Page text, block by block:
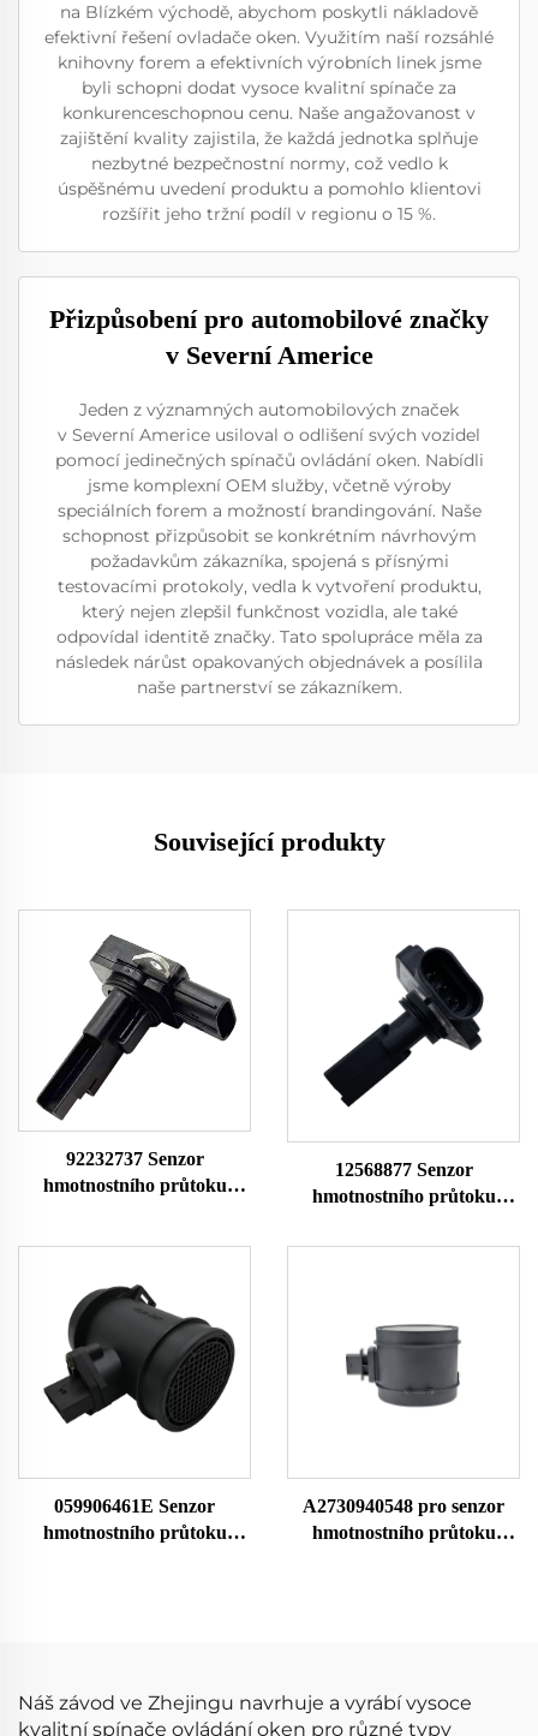
na Blízkém východě, abychom poskytli nákladově
efektivní řešení ovladače oken. Využitím naší rozsáhlé
knihovny forem a efektivních výrobních linek jsme
byli schopni dodat vysoce kvalitní spínače za
konkurenceschopnou cenu. Naše angažovanost v
zajištění kvality zajistila, že každá jednotka splňuje
nezbytné bezpečnostní normy, což vedlo k
úspěšnému uvedení produktu a pomohlo klientovi
rozšířit jeho tržní podíl v regionu o 15 %.
Přizpůsobení pro automobilové značky
v Severní Americe
Jeden z významných automobilových značek
v Severní Americe usiloval o odlišení svých vozidel
pomocí jedinečných spínačů ovládání oken. Nabídli
jsme komplexní OEM služby, včetně výroby
speciálních forem a možností brandingování. Naše
schopnost přizpůsobit se konkrétním návrhovým
požadavkům zákazníka, spojená s přísnými
testovacími protokoly, vedla k vytvoření produktu,
který nejen zlepšil funkčnost vozidla, ale také
odpovídal identitě značky. Tato spolupráce měla za
následek nárůst opakovaných objednávek a posílila
naše partnerství se zákazníkem.
Související produkty
92232737 Senzor
hmotnostního průtoku
průtoku vzduchu Měřič
průtoku vzduchu
12568877 Senzor
hmotnostního průtoku
19137065 Pro Buick
vzduchu Měřič průtoku
vzduchu
059906461E Senzor
hmotnostního průtoku
A2730940548 pro senzor
hmotnostního průtoku
Náš závod ve Zhejingu navrhuje a vyrábí vysoce
kvalitní spínače ovládání oken pro různé typy